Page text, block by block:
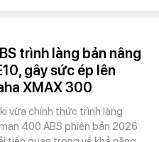
trình làng bản nâng
gây sức ép lên
XMAX 300
vừa chính thức trình làng
400 ABS phiên bản 2026